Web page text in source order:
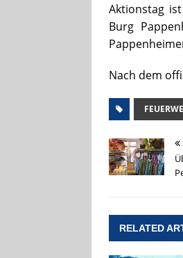
Aktionstag
Burg
Nach dem
RELATED